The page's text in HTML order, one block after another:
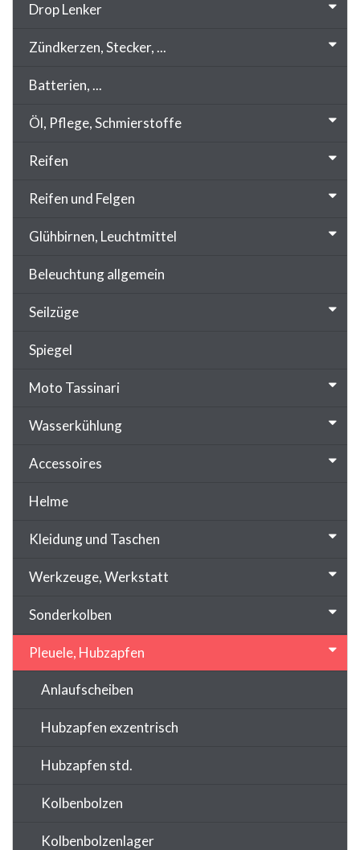
Drop Lenker
Zündkerzen, Stecker, ...
Batterien, ...
Öl, Pflege, Schmierstoffe
Reifen
Reifen und Felgen
Glühbirnen, Leuchtmittel
Beleuchtung allgemein
Seilzüge
Spiegel
Moto Tassinari
Wasserkühlung
Accessoires
Helme
Kleidung und Taschen
Werkzeuge, Werkstatt
Sonderkolben
Pleuele, Hubzapfen
Anlaufscheiben
Hubzapfen exzentrisch
Hubzapfen std.
Kolbenbolzen
Kolbenbolzenlager